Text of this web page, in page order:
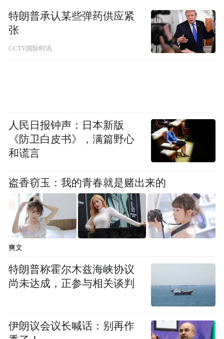
特朗普承认某些弹药供应紧
张
CCTV国际时讯
人民日报钟声：日本新版
《防卫白皮书》，满篇野心
和谎言
盗香窃玉：我的青春就是赌出来的
爽文
特朗普称霍尔木兹海峡协议
尚未达成，正参与相关谈判
伊朗议会议长喊话：别再作